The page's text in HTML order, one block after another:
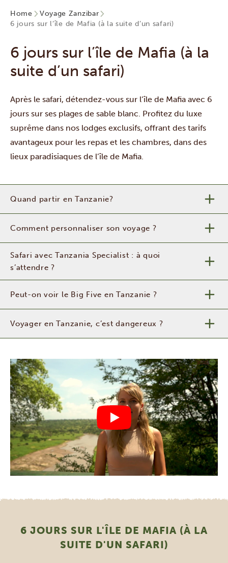
Home
Voyage Zanzibar
6 jours sur l’île de Mafia (à la suite d’un safari)
6 jours sur l’île de Mafia (à la
suite d’un safari)
Après le safari, détendez-vous sur l’île de Mafia avec 6
jours sur ses plages de sable blanc. Profitez du luxe
suprême dans nos lodges exclusifs, offrant des tarifs
avantageux pour les repas et les chambres, dans des
lieux paradisiaques de l’île de Mafia.
Quand partir en Tanzanie?
Comment personnaliser son voyage ?
Safari avec Tanzania Specialist : à quoi
s’attendre ?
Peut-on voir le Big Five en Tanzanie ?
Voyager en Tanzanie, c’est dangereux ?
6 JOURS SUR L'ÎLE DE MAFIA (À LA
SUITE D'UN SAFARI)